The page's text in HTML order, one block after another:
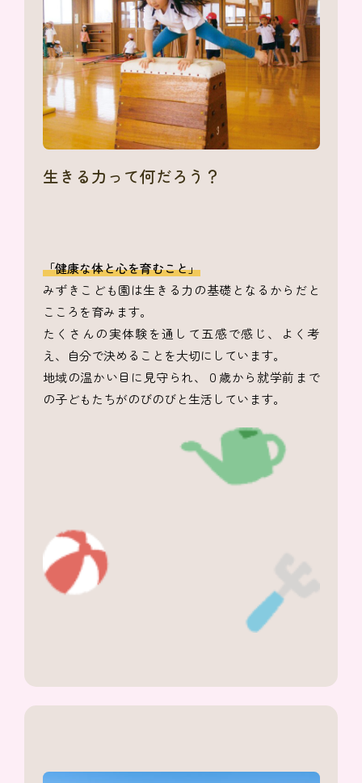
生きる力って何だろう？
「健康な体と心を育むこと」
みずきこども園は生きる力の基礎となるからだと
こころを育みます。
たくさんの実体験を通して五感で感じ、よく考
え、自分で決めることを大切にしています。
地域の温かい目に見守られ、０歳から就学前まで
の子どもたちがのびのびと生活しています。